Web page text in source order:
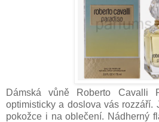
Dámská vůně Roberto Cavalli
optimisticky a doslova vás rozzáří.
pokožce i na oblečení. Nádherný